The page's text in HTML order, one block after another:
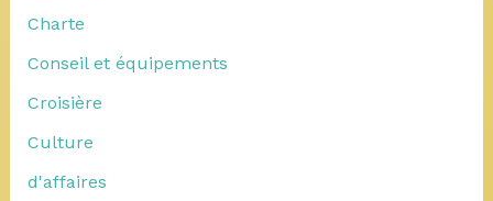
Charte
Conseil et équipements
Croisière
Culture
d'affaires